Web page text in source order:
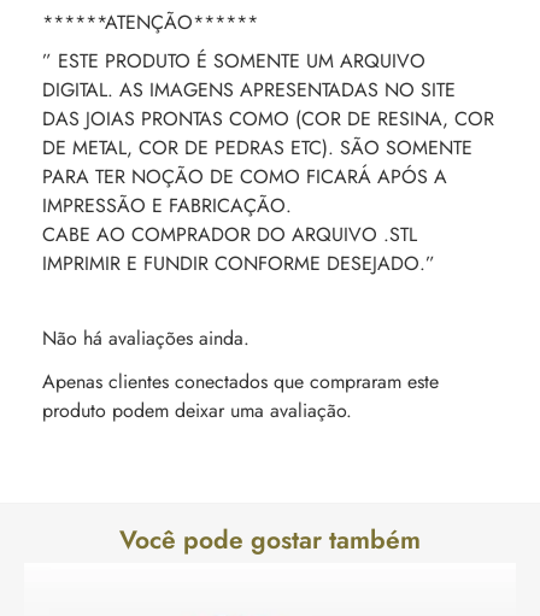
******ATENÇÃO******
” ESTE PRODUTO É SOMENTE UM ARQUIVO
DIGITAL. AS IMAGENS APRESENTADAS NO SITE
DAS JOIAS PRONTAS COMO (COR DE RESINA, COR
DE METAL, COR DE PEDRAS ETC). SÃO SOMENTE
PARA TER NOÇÃO DE COMO FICARÁ APÓS A
IMPRESSÃO E FABRICAÇÃO.
CABE AO COMPRADOR DO ARQUIVO .STL
IMPRIMIR E FUNDIR CONFORME DESEJADO.”
Não há avaliações ainda.
Apenas clientes conectados que compraram este
produto podem deixar uma avaliação.
Você pode gostar também